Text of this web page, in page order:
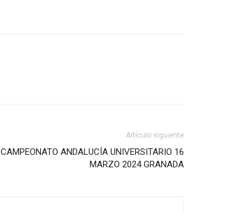
Artículo siguiente
CAMPEONATO ANDALUCÍA UNIVERSITARIO 16
MARZO 2024 GRANADA